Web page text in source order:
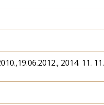
2014. 11. 11.